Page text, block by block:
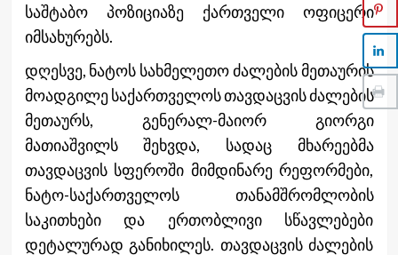
საშტაბო პოზიციაზე ქართველი ოფიცერი
იმსახურებს.
დღესვე, ნატოს სახმელეთო ძალების მეთაურის
მოადგილე საქართველოს თავდაცვის ძალების
მეთაურს, გენერალ-მაიორ გიორგი
მათიაშვილს შეხვდა, სადაც მხარეებმა
თავდაცვის სფეროში მიმდინარე რეფორმები,
ნატო-საქართველოს თანამშრომლობის
საკითხები და ერთობლივი სწავლებები
დეტალურად განიხილეს. თავდაცვის ძალების